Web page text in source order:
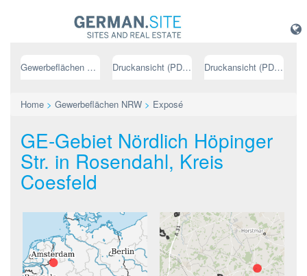
Gewerbeflächen NRW Druckansicht (PDF) // deutsch Druckansicht (PDF) // englisch
Home > Gewerbeflächen NRW > Exposé
GE-Gebiet Nördlich Höpinger
Str. in Rosendahl, Kreis
Coesfeld